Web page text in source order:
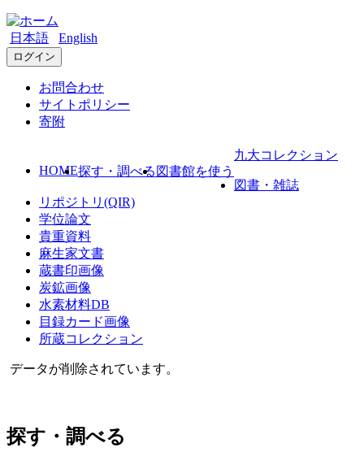
日本語 English
ログイン
お問合わせ
サイトポリシー
寄附
HOME探す・調べる 図書館を使う
九大コレクション
図書・雑誌
リポジトリ(QIR)
学位論文
貴重資料
麻生家文書
蔵書印画像
炭鉱画像
水素材料DB
目録カード画像
所蔵コレクション
データが削除されています。
探す・調べる